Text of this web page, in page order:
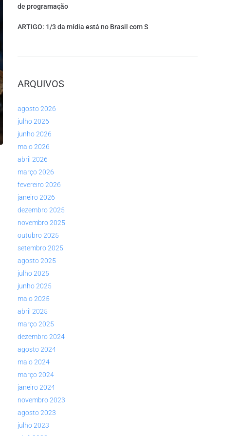
de programação
ARTIGO: 1/3 da mídia está no Brasil com S
ARQUIVOS
agosto 2026
julho 2026
junho 2026
maio 2026
abril 2026
março 2026
fevereiro 2026
janeiro 2026
dezembro 2025
novembro 2025
outubro 2025
setembro 2025
agosto 2025
julho 2025
junho 2025
maio 2025
abril 2025
março 2025
dezembro 2024
agosto 2024
maio 2024
março 2024
janeiro 2024
novembro 2023
agosto 2023
julho 2023